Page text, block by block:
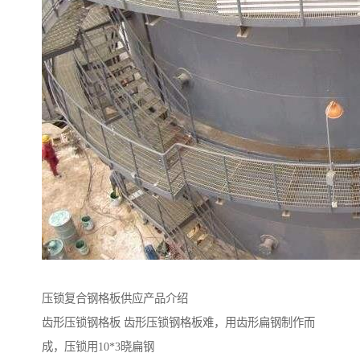
压锁复合钢格板供应产品介绍
齿形压锁钢格板 齿形压锁钢格板难，用齿形扁钢制作而
成，压锁用10*3晓扁钢